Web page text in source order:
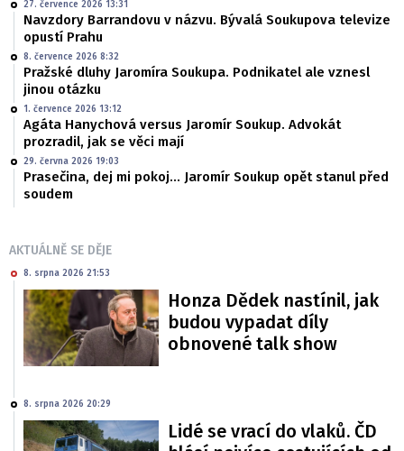
27. července 2026 13:31
Navzdory Barrandovu v názvu. Bývalá Soukupova televize
opustí Prahu
8. července 2026 8:32
Pražské dluhy Jaromíra Soukupa. Podnikatel ale vznesl
jinou otázku
1. července 2026 13:12
Agáta Hanychová versus Jaromír Soukup. Advokát
prozradil, jak se věci mají
29. června 2026 19:03
Prasečina, dej mi pokoj... Jaromír Soukup opět stanul před
soudem
AKTUÁLNĚ SE DĚJE
8. srpna 2026 21:53
Honza Dědek nastínil, jak
budou vypadat díly
obnovené talk show
8. srpna 2026 20:29
Lidé se vrací do vlaků. ČD